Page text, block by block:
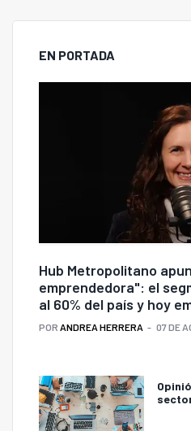
EN PORTADA
Hub Metropolitano
emprendedora": el
al 60% del país y hoy
POR ANDREA HERRERA 07 DE